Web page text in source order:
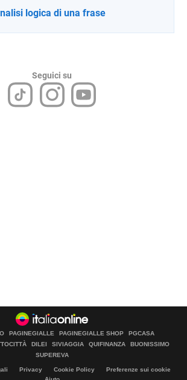
logica di una frase
Seguici su
PAGINEGIALLE PAGINEGIALLE SHOP
PGCASA
DILEI SIVIAGGIA QUIFINANZA
BUONISSIMO
SUPEREVA
Privacy Cookie Policy
Preferenze sui cookie